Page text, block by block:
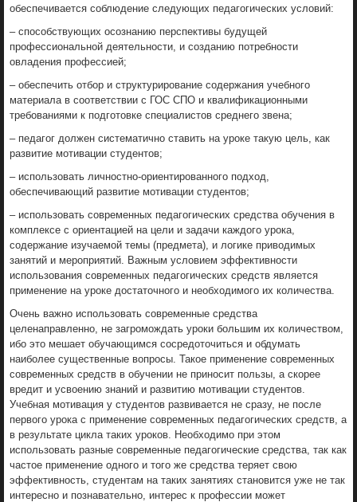
обеспечивается соблюдение следующих педагогических условий:
– способствующих осознанию перспективы будущей
профессиональной деятельности, и созданию потребности
овладения профессией;
– обеспечить отбор и структурирование содержания учебного
материала в соответствии с ГОС СПО и квалификационными
требованиями к подготовке специалистов среднего звена;
– педагог должен систематично ставить на уроке такую цель, как
развитие мотивации студентов;
– использовать личностно-ориентированного подход,
обеспечивающий развитие мотивации студентов;
– использовать современных педагогических средства обучения в
комплексе с ориентацией на цели и задачи каждого урока,
содержание изучаемой темы (предмета), и логике приводимых
занятий и мероприятий. Важным условием эффективности
использования современных педагогических средств является
применение на уроке достаточного и необходимого их количества.
Очень важно использовать современные средства
целенаправленно, не загромождать уроки большим их количеством,
ибо это мешает обучающимся сосредоточиться и обдумать
наиболее существенные вопросы. Такое применение современных
современных средств в обучении не приносит пользы, а скорее
вредит и усвоению знаний и развитию мотивации студентов.
Учебная мотивация у студентов развивается не сразу, не после
первого урока с применение современных педагогических средств, а
в результате цикла таких уроков. Необходимо при этом
использовать разные современные педагогические средства, так как
частое применение одного и того же средства теряет свою
эффективность, студентам на таких занятиях становится уже не так
интересно и познавательно, интерес к профессии может